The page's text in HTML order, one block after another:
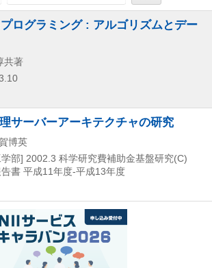
ログラミング : アルゴリズムとデー
共著
サーバーアーキテクチャの研究
博英
部] 2002.3 科学研究費補助金基盤研究(C)
書 平成11年度-平成13年度